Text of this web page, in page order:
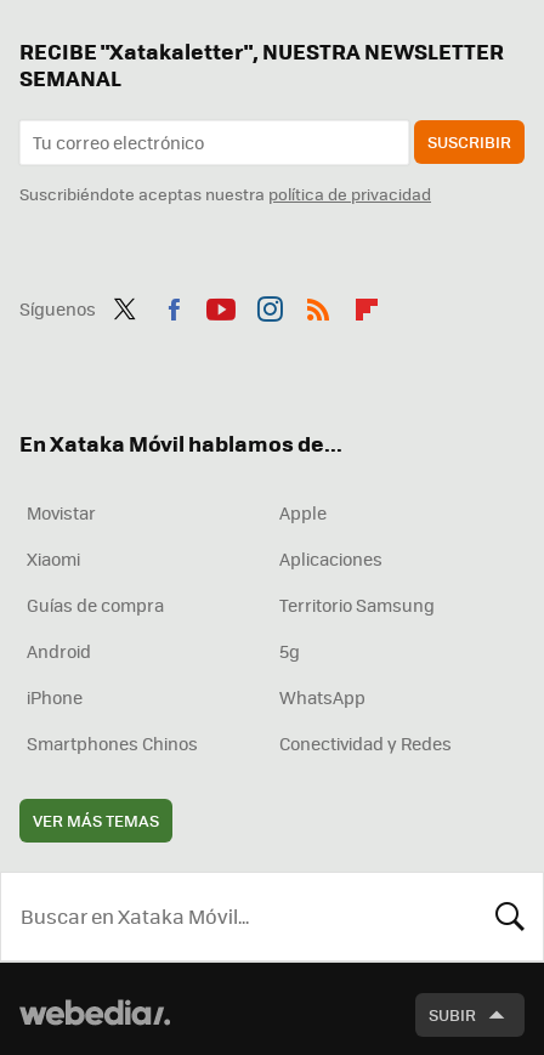
RECIBE "Xatakaletter", NUESTRA NEWSLETTER
SEMANAL
SUSCRIBIR
Suscribiéndote aceptas nuestra política de privacidad
Síguenos
En Xataka Móvil hablamos de...
Movistar
Apple
Xiaomi
Aplicaciones
Guías de compra
Territorio Samsung
Android
5g
iPhone
WhatsApp
Smartphones Chinos
Conectividad y Redes
VER MÁS TEMAS
SUBIR